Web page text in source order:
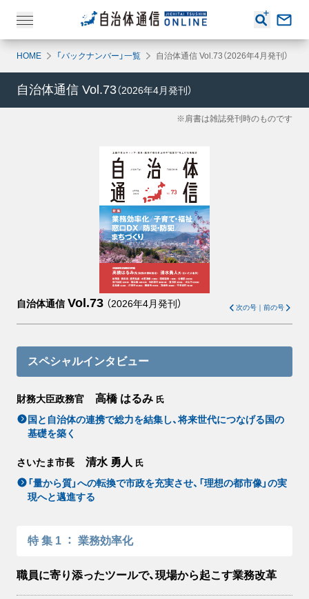
HOME 「バックナンバー」一覧 自治体通信 Vol.73（2026年4月発刊）
自治体通信 Vol.73（2026年4月発刊）
※肩書は雑誌発刊時のものです
自治体通信 Vol.73 （2026年4月発刊） 次の号 ｜ 前の号
スペシャルインタビュー
財務大臣政務官 高橋 はるみ 氏
国と自治体の連携で総力を結集し、将来世代につなげる国の
基礎を築く
さいたま市長 清水 勇人 氏
「量から質」への転換で市政を充実させ、「理想の都市像」の実
現へと邁進する
特集1 ： 業務効率化
職員に寄り添ったツールで、現場から起こす業務改革